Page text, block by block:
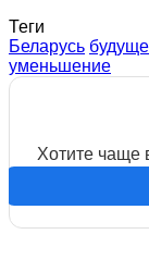
Теги
Беларусь
уменьшение
Хотите чаще